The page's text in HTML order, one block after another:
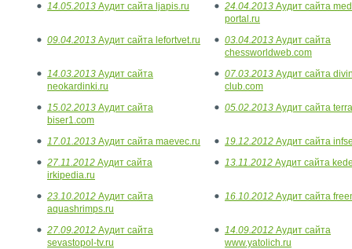
14.05.2013 Аудит сайта ljapis.ru 24.04.2013 Аудит сайта
portal.ru
09.04.2013 Аудит сайта lefortvet.ru 03.04.2013 Аудит сайта
chessworldweb.com
14.03.2013 Аудит сайта
neokardinki.ru
07.03.2013 Аудит сайта
club.com
15.02.2013 Аудит сайта
biser1.com
05.02.2013 Аудит сайта
17.01.2013 Аудит сайта maevec.ru 19.12.2012 Аудит сайта
27.11.2012 Аудит сайта
irkipedia.ru
13.11.2012 Аудит сайта
23.10.2012 Аудит сайта
aquashrimps.ru
16.10.2012 Аудит сайта
27.09.2012 Аудит сайта
sevastopol-tv.ru
14.09.2012 Аудит сайта
www.yatolich.ru